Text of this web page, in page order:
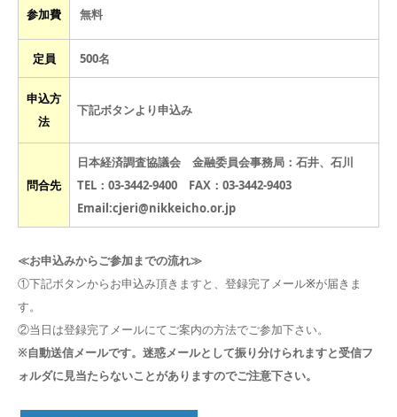
参加費 無料
定員 500名
申込方
法
下記ボタンより申込み
問合先
日本経済調査協議会 金融委員会事務局：石井、石川
TEL：03-3442-9400 FAX：03-3442-9403
Email:cjeri@nikkeicho.or.jp
≪お申込みからご参加までの流れ≫
①下記ボタンからお申込み頂きますと、登録完了メール※が届きま
す。
②当日は登録完了メールにてご案内の方法でご参加下さい。
※自動送信メールです。 迷惑メールとして振り分けられますと受信フ
ォルダに見当たらないことがありますのでご注意下さい。